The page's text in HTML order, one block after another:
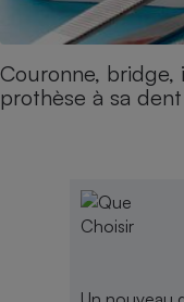
Couronne,
prothèse à sa dent